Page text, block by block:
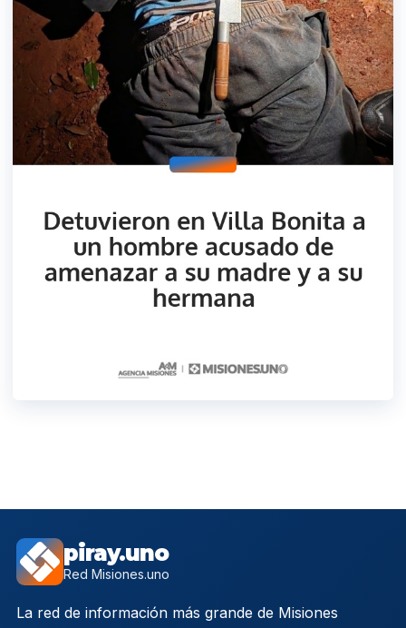
piray.uno
Red Misiones.uno
La red de información más grande de Misiones